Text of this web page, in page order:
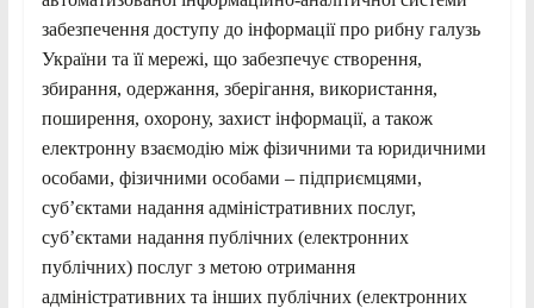
забезпечення доступу до інформації про рибну галузь
України та її мережі, що забезпечує створення,
збирання, одержання, зберігання, використання,
поширення, охорону, захист інформації, а також
електронну взаємодію між фізичними та юридичними
особами, фізичними особами – підприємцями,
суб’єктами надання адміністративних послуг,
суб’єктами надання публічних (електронних
публічних) послуг з метою отримання
адміністративних та інших публічних (електронних